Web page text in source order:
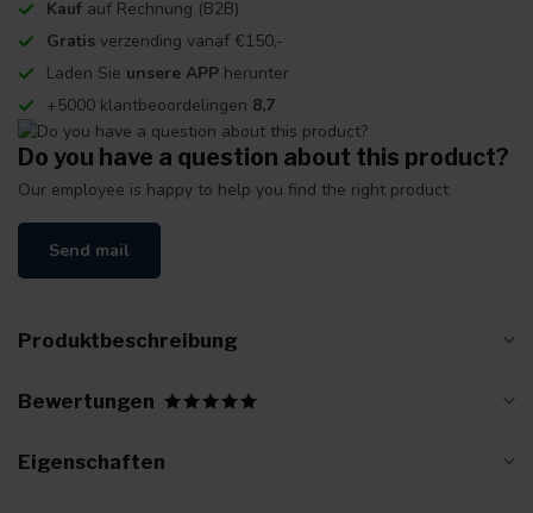
Kauf auf Rechnung (B2B)
Gratis verzending vanaf €150,-
Laden Sie unsere APP herunter
+5000 klantbeoordelingen 8,7
Do you have a question about this product?
Our employee is happy to help you find the right product
Send mail
Produktbeschreibung
Bewertungen
Eigenschaften